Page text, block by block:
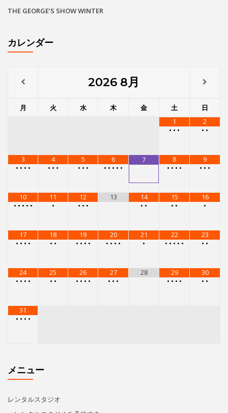
THE GEORGE’S SHOW WINTER
カレンダー
2026 8月
月 火 水 木 金 土
日
1
• • •
2
• •
3
• • • •
4
• • •
5
• • •
6
• • • • •
7
8
• • • •
9
• • •
10
• • • • •
11
•
12
• • •
13
14
• •
15
• •
16
•
17
• • • •
18
• •
19
• • • •
20
• • • •
21
•
22
• • • • •
23
• •
24
• • • •
25
• •
26
• • • •
27
• • •
28
29
• • • •
30
• •
31
• • • •
メニュー
レンタルスタジオ